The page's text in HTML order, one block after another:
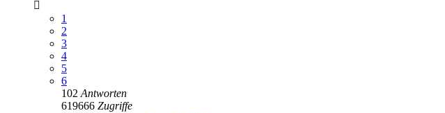
1
2
3
4
5
6
102 Antworten
619666 Zugriffe